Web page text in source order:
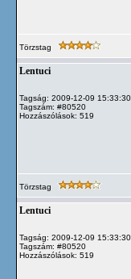
Törzstag
Lentuci
Tagság: 2009-12-09 15:33:30
Tagszám: #80520
Hozzászólások: 519
Törzstag
Lentuci
Tagság: 2009-12-09 15:33:30
Tagszám: #80520
Hozzászólások: 519